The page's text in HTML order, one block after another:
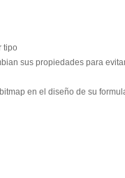
tipo
sus propiedades para
en el diseño de su